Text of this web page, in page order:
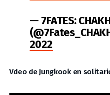
— 7FATES:
2022
Vdeo de Jungkook en